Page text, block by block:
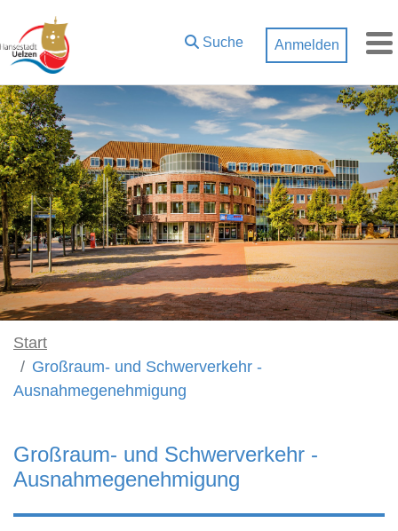
Zum Hauptinhalt springen
Suche
Anmelden
Start
Großraum- und Schwerverkehr -
Ausnahmegenehmigung
Großraum- und Schwerverkehr -
Ausnahmegenehmigung